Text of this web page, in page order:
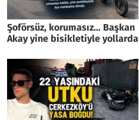
Şoförsüz, korumasız… Başkan
Akay yine bisikletiyle yollarda